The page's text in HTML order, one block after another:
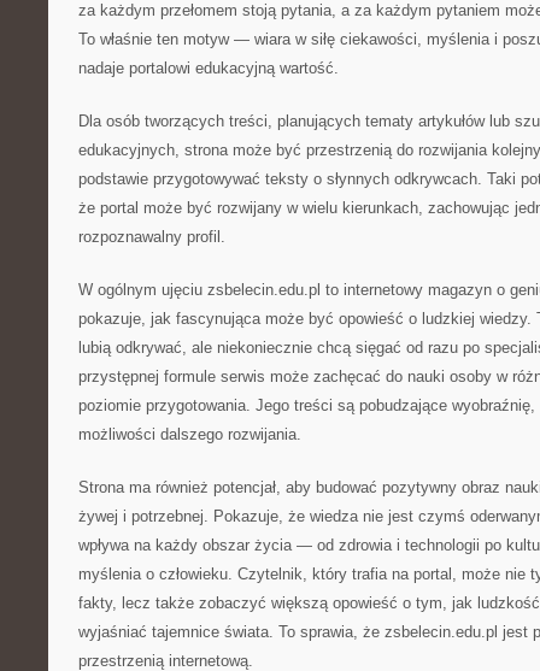
za każdym przełomem stoją pytania, a za każdym pytaniem
To właśnie ten motyw — wiara w siłę ciekawości, myślenia i
nadaje portalowi edukacyjną wartość.
Dla osób tworzących treści, planujących tematy artykułów lub
edukacyjnych, strona może być przestrzenią do rozwijania
podstawie przygotowywać teksty o słynnych odkrywcach. Taki
że portal może być rozwijany w wielu kierunkach, zachowując
rozpoznawalny profil.
W ogólnym ujęciu zsbelecin.edu.pl to internetowy magazyn o
pokazuje, jak fascynująca może być opowieść o ludzkiej
lubią odkrywać, ale niekoniecznie chcą sięgać od razu po
przystępnej formule serwis może zachęcać do nauki osoby w
poziomie przygotowania. Jego treści są pobudzające
możliwości dalszego rozwijania.
Strona ma również potencjał, aby budować pozytywny obraz
żywej i potrzebnej. Pokazuje, że wiedza nie jest czymś
wpływa na każdy obszar życia — od zdrowia i technologii po
myślenia o człowieku. Czytelnik, który trafia na portal, może nie
fakty, lecz także zobaczyć większą opowieść o tym, jak ludzkość
wyjaśniać tajemnice świata. To sprawia, że zsbelecin.edu.pl jest
przestrzenią internetową.